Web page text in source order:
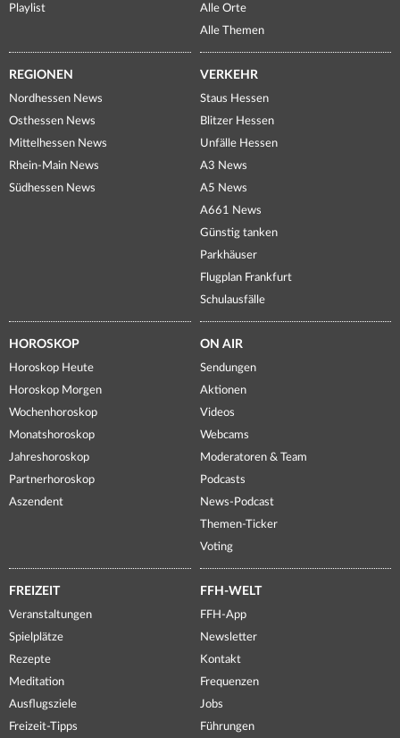
Playlist
Alle Orte
Alle Themen
REGIONEN
Nordhessen News
Osthessen News
Mittelhessen News
Rhein-Main News
Südhessen News
VERKEHR
Staus Hessen
Blitzer Hessen
Unfälle Hessen
A3 News
A5 News
A661 News
Günstig tanken
Parkhäuser
Flugplan Frankfurt
Schulausfälle
HOROSKOP
Horoskop Heute
Horoskop Morgen
Wochenhoroskop
Monatshoroskop
Jahreshoroskop
Partnerhoroskop
Aszendent
ON AIR
Sendungen
Aktionen
Videos
Webcams
Moderatoren & Team
Podcasts
News-Podcast
Themen-Ticker
Voting
FREIZEIT
Veranstaltungen
Spielplätze
Rezepte
Meditation
Ausflugsziele
Freizeit-Tipps
FFH-WELT
FFH-App
Newsletter
Kontakt
Frequenzen
Jobs
Führungen